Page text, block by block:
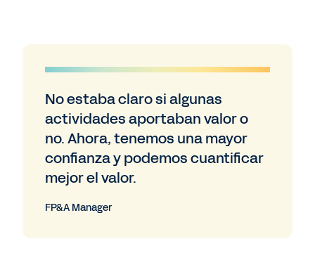
No estaba claro si algunas
actividades aportaban valor o
no. Ahora, tenemos una mayor
confianza y podemos cuantificar
mejor el valor.
FP&A Manager